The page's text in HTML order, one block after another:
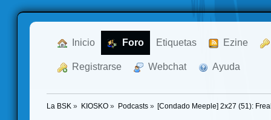
Inicio Foro Etiquetas Ezine
Registrarse Webchat Ayuda
La BSK » KIOSKO» Podcasts» [Condado Meeple] 2x27 (51):